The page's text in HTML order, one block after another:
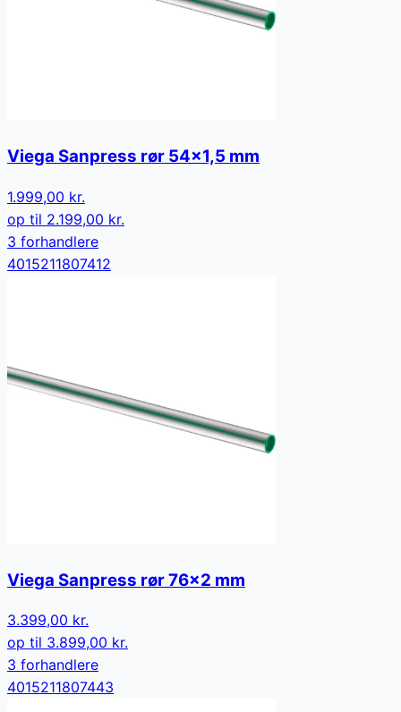
Viega Sanpress rør 54x1,5 mm
1.999,00 kr.
op til 2.199,00 kr.
3 forhandlere
4015211807412
Viega Sanpress rør 76x2 mm
3.399,00 kr.
op til 3.899,00 kr.
3 forhandlere
4015211807443